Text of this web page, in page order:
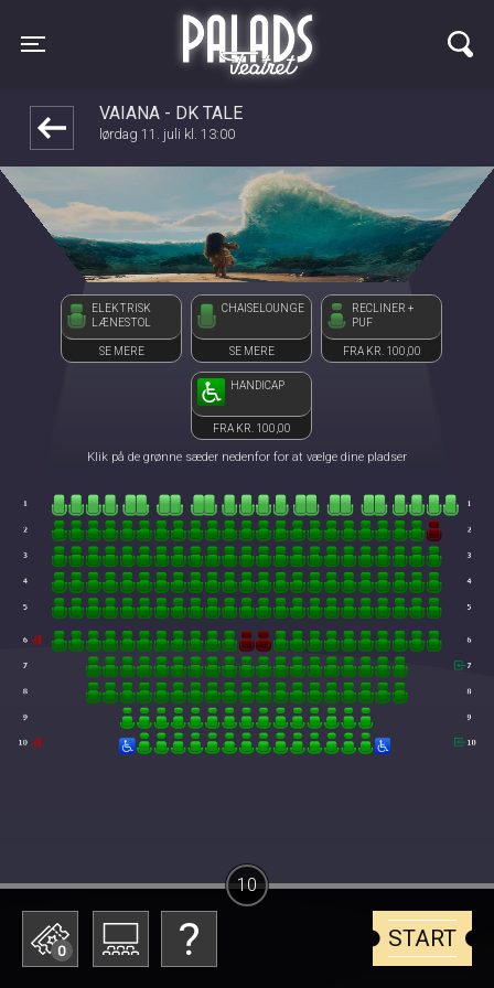
Toggle navigation
Palads Teatret
VAIANA - DK TALE
lørdag 11. juli kl. 13:00
ELEKTRISK
LÆNESTOL
SE MERE
CHAISELOUNGE
SE MERE
RECLINER +
PUF
FRA KR. 100,00
HANDICAP
FRA KR. 100,00
Klik på de grønne sæder nedenfor for at vælge dine pladser
0 START
10
front05-temp 053510